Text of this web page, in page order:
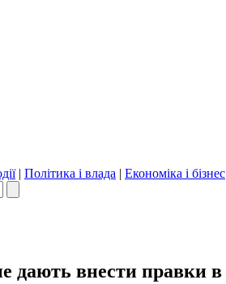
| Політика і влада | Економіка і бізнес
дають внести правки